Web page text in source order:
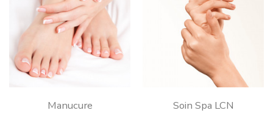
Manucure Soin Spa LCN